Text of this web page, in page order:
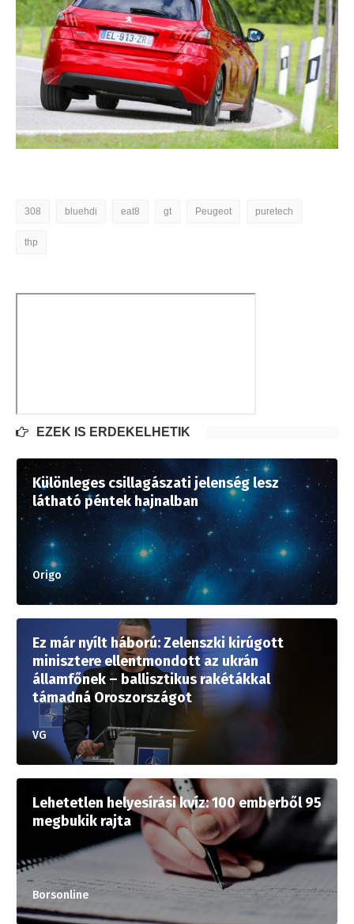
308 bluehdi eat8 gt Peugeot puretech
thp
EZEK IS ÉRDEKELHETIK
Különleges csillagászati jelenség lesz
látható péntek hajnalban
Origo
Ez már nyílt háború: Zelenszki kirúgott
minisztere ellentmondott az ukrán
államfőnek – ballisztikus rakétákkal
támadná Oroszországot
VG
Lehetetlen helyesírási kvíz: 100 emberből 95
megbukik rajta
Borsonline